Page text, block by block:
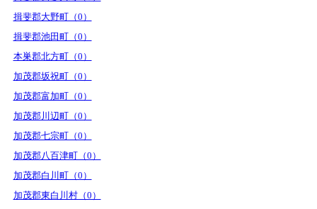
揖斐郡大野町（0）
揖斐郡池田町（0）
本巣郡北方町（0）
加茂郡坂祝町（0）
加茂郡富加町（0）
加茂郡川辺町（0）
加茂郡七宗町（0）
加茂郡八百津町（0）
加茂郡白川町（0）
加茂郡東白川村（0）